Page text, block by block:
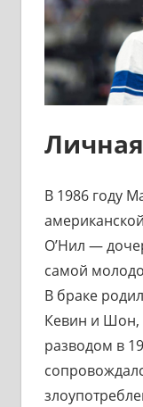
В 1986 году
О’Нил —
самой
В браке
Кевин и Шон,
разводом в